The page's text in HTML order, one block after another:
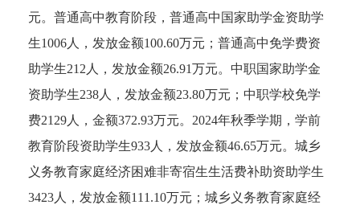
元。普通高中教育阶段，普通高中国家助学金资助学
生1006人，发放金额100.60万元；普通高中免学费资
助学生212人，发放金额26.91万元。中职国家助学金
资助学生238人，发放金额23.80万元；中职学校免学
费2129人，金额372.93万元。2024年秋季学期，学前
教育阶段资助学生933人，发放金额46.65万元。城乡
义务教育家庭经济困难非寄宿生生活费补助资助学生
3423人，发放金额111.10万元；城乡义务教育家庭经